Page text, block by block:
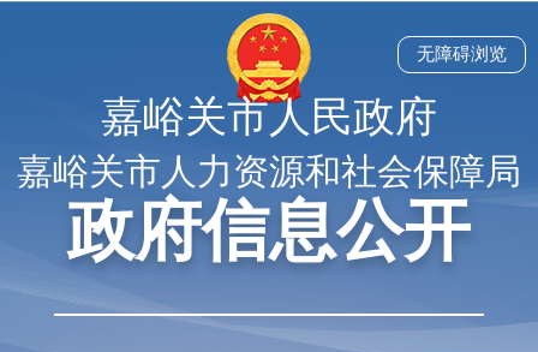
嘉峪关市人民政府
嘉峪关市人力资源和社会保障局
政府信息公开
无障碍浏览